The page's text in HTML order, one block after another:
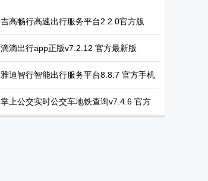
吉高畅行高速出行服务平台2.2.0官方版
滴滴出行app正版v7.2.12 官方最新版
雅迪智行智能出行服务平台8.8.7 官方手机
版
掌上公交实时公交车地铁查询v7.4.6 官方
手机版